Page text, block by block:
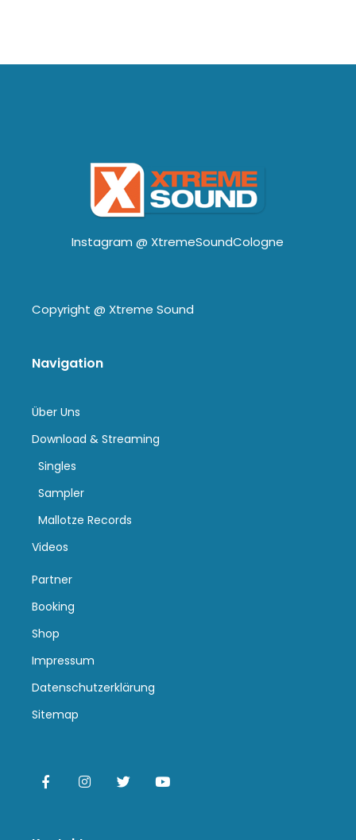
Instagram @ XtremeSoundCologne
Copyright @ Xtreme Sound
Navigation
Über Uns
Download & Streaming
Singles
Sampler
Mallotze Records
Videos
Partner
Booking
Shop
Impressum
Datenschutzerklärung
Sitemap